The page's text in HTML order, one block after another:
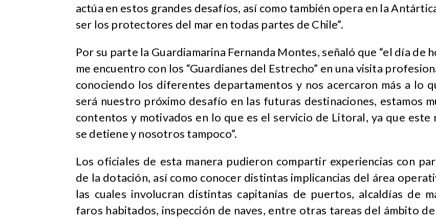
actúa en estos grandes desafíos, así como también opera en la
ser los protectores del mar en todas partes de Chile”.
Por su parte la Guardiamarina Fernanda Montes, señaló que “el día de
me encuentro con los “Guardianes del Estrecho” en una visita
conociendo los diferentes departamentos y nos acercaron más a lo
será nuestro próximo desafío en las futuras destinaciones, estamos
contentos y motivados en lo que es el servicio de Litoral, ya que este
se detiene y nosotros tampoco”.
Los oficiales de esta manera pudieron compartir experiencias con
de la dotación, así como conocer distintas implicancias del área
las cuales involucran distintas capitanías de puertos, alcaldías de
faros habitados, inspección de naves, entre otras tareas del ámbito